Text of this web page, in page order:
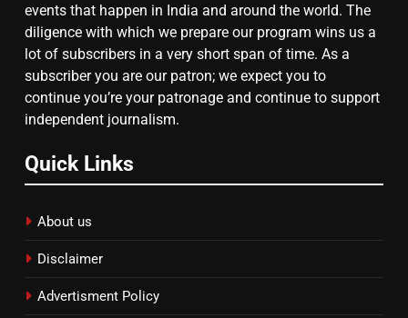
चुनाव से पहले लालू परिवार पर बड़ा झटका,
दिल्ली कोर्ट ने IRCTC घोटाले में आरोप
तय किए
events that happen in India and around the world. The
diligence with which we prepare our program wins us a
lot of subscribers in a very short span of time. As a
subscriber you are our patron; we expect you to
continue you’re your patronage and continue to support
independent journalism.
Quick Links
About us
Disclaimer
Advertisment Policy